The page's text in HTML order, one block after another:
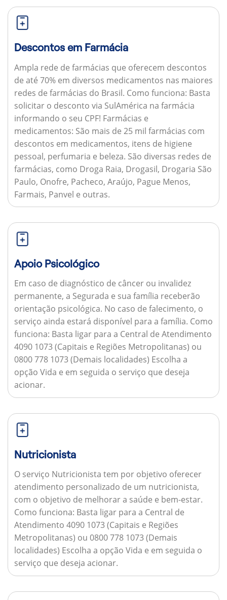
Descontos em Farmácia
Ampla rede de farmácias que oferecem descontos
de até 70% em diversos medicamentos nas maiores
redes de farmácias do Brasil. Como funciona: Basta
solicitar o desconto via SulAmérica na farmácia
informando o seu CPF! Farmácias e
medicamentos: São mais de 25 mil farmácias com
descontos em medicamentos, itens de higiene
pessoal, perfumaria e beleza. São diversas redes de
farmácias, como Droga Raia, Drogasil, Drogaria São
Paulo, Onofre, Pacheco, Araújo, Pague Menos,
Farmais, Panvel e outras.
Apoio Psicológico
Em caso de diagnóstico de câncer ou invalidez
permanente, a Segurada e sua família receberão
orientação psicológica. No caso de falecimento, o
serviço ainda estará disponível para a família. Como
funciona: Basta ligar para a Central de Atendimento
4090 1073 (Capitais e Regiões Metropolitanas) ou
0800 778 1073 (Demais localidades) Escolha a
opção Vida e em seguida o serviço que deseja
acionar.
Nutricionista
O serviço Nutricionista tem por objetivo oferecer
atendimento personalizado de um nutricionista,
com o objetivo de melhorar a saúde e bem-estar.
Como funciona: Basta ligar para a Central de
Atendimento 4090 1073 (Capitais e Regiões
Metropolitanas) ou 0800 778 1073 (Demais
localidades) Escolha a opção Vida e em seguida o
serviço que deseja acionar.